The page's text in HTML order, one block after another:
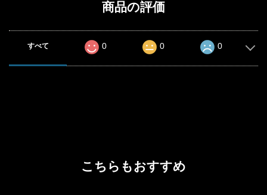
商品の評価
すべて 0 0 0
こちらもおすすめ